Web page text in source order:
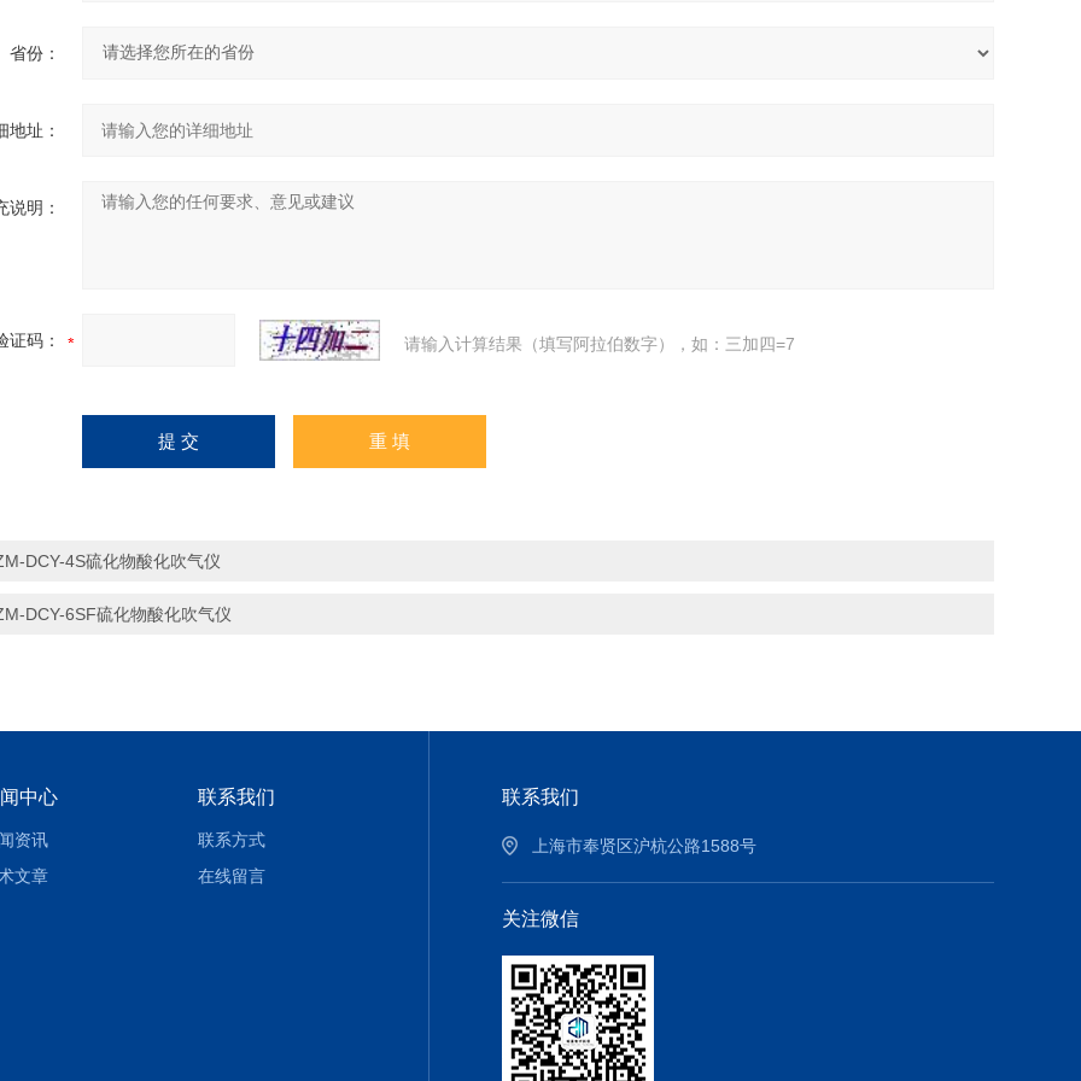
省份：
地址：
说明：
证码： 请输入计算结果（填写阿拉伯数字），如：三加四=7
DCY-4S硫化物酸化吹气仪
DCY-6SF硫化物酸化吹气仪
中心
资讯
文章
联系我们
联系方式
在线留言
联系我们
上海市奉贤区沪杭公路1588号
关注微信